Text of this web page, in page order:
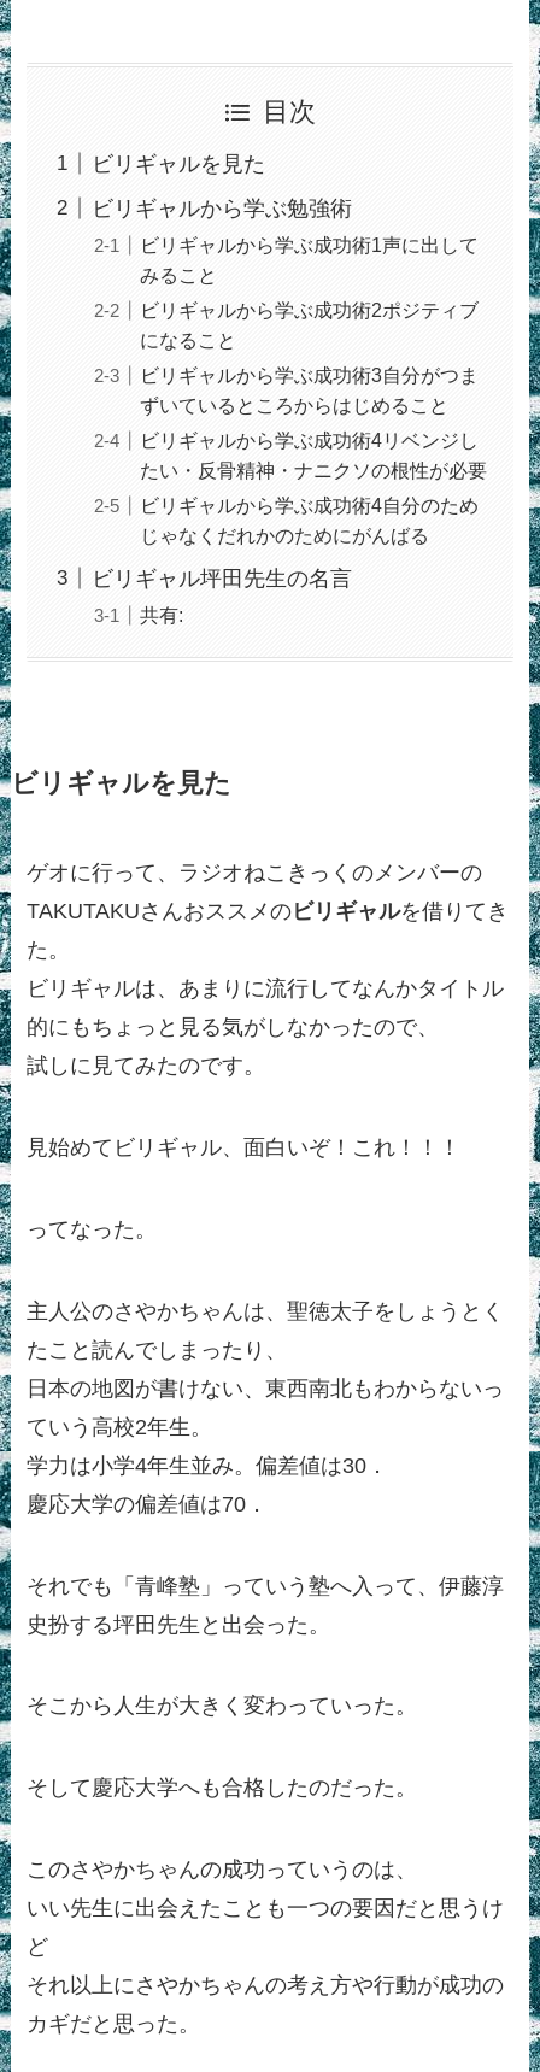
目次
ビリギャルを見た
ビリギャルから学ぶ勉強術
ビリギャルから学ぶ成功術1声に出して
みること
ビリギャルから学ぶ成功術2ポジティブ
になること
ビリギャルから学ぶ成功術3自分がつま
ずいているところからはじめること
ビリギャルから学ぶ成功術4リベンジし
たい・反骨精神・ナニクソの根性が必要
ビリギャルから学ぶ成功術4自分のため
じゃなくだれかのためにがんばる
ビリギャル坪田先生の名言
共有:
ビリギャルを見た
ゲオに行って、ラジオねこきっくのメンバーの
TAKUTAKUさんおススメのビリギャルを借りてき
た。
ビリギャルは、あまりに流行してなんかタイトル
的にもちょっと見る気がしなかったので、
試しに見てみたのです。
見始めてビリギャル、面白いぞ！これ！！！
ってなった。
主人公のさやかちゃんは、聖徳太子をしょうとく
たこと読んでしまったり、
日本の地図が書けない、東西南北もわからないっ
ていう高校2年生。
学力は小学4年生並み。偏差値は30．
慶応大学の偏差値は70．
それでも「青峰塾」っていう塾へ入って、伊藤淳
史扮する坪田先生と出会った。
そこから人生が大きく変わっていった。
そして慶応大学へも合格したのだった。
このさやかちゃんの成功っていうのは、
いい先生に出会えたことも一つの要因だと思うけ
ど
それ以上にさやかちゃんの考え方や行動が成功の
カギだと思った。